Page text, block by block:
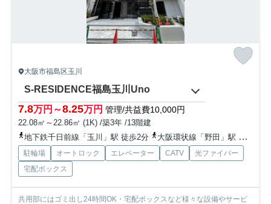
大阪市福島区玉川
S-RESIDENCE福島玉川Uno
7.8万円～8.25万円 管理/共益費10,000円
22.08㎡～22.86㎡ (1K) /築3年 /13階建
地下鉄千日前線「玉川」駅 徒歩2分
大阪環状線「野田」駅 徒歩4分
駐輪場 オートロック エレベーター CATV
光ファイバー
宅配ボックス
共用部にはゴミ出し24時間OK・宅配ボックスなど様々な設備やサービ